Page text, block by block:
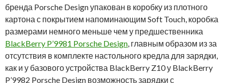
бренда Porsche Design упакован в коробку из плотного
картона с покрытием напоминающим Soft Touch, коробка
размерами немного меньше чем у предшественника
BlackBerry P’9981 Porsche Design, главным образом из за
отсутствия в комплекте настольного кредла для зарядки,
как и у базового устройства BlackBerry Z10 у BlackBerry
P’9982 Porsche Design возможность зарядки с